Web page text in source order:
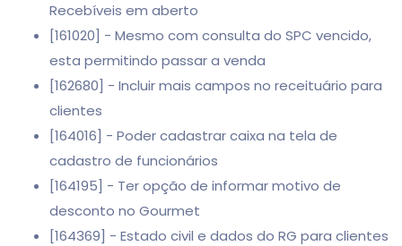
Recebíveis em aberto
[161020] - Mesmo com consulta do SPC vencido,
esta permitindo passar a venda
[162680] - Incluir mais campos no receituário para
clientes
[164016] - Poder cadastrar caixa na tela de
cadastro de funcionários
[164195] - Ter opção de informar motivo de
desconto no Gourmet
[164369] - Estado civil e dados do RG para clientes